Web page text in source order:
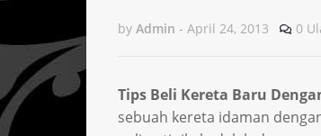
by Admin - April 24, 2013 0
Tips Beli Kereta Baru
sebuah kereta idaman